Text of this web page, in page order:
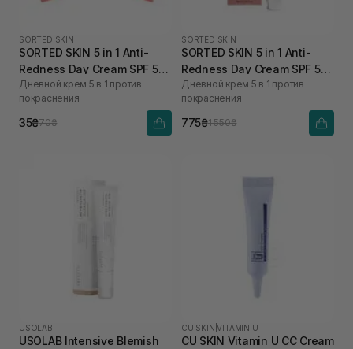
SORTED SKIN
SORTED SKIN 5 in 1 Anti-
Redness Day Cream SPF 50
2 мл
Дневной крем 5 в 1 против
покраснения
35₴70₴
SORTED SKIN
SORTED SKIN 5 in 1 Anti-
Redness Day Cream SPF 50
30 мл
Дневной крем 5 в 1 против
покраснения
775₴1 550₴
USOLAB
USOLAB Intensive Blemish
CU SKIN |VITAMIN U
CU SKIN Vitamin U CC Cream